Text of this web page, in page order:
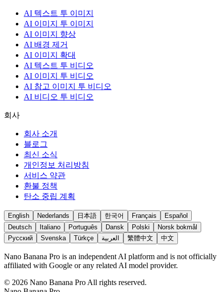
AI 텍스트 투 이미지
AI 이미지 투 이미지
AI 이미지 향상
AI 배경 제거
AI 이미지 확대
AI 텍스트 투 비디오
AI 이미지 투 비디오
AI 참고 이미지 투 비디오
AI 비디오 투 비디오
회사
회사 소개
블로그
최신 소식
개인정보 처리방침
서비스 약관
환불 정책
탄소 중립 계획
English Nederlands 日本語 한국어 Français
Español
Deutsch
Italiano Português Dansk Polski
Norsk bokmål
Русский
Svenska Türkçe العربية 繁體中文 中文
Nano Banana Pro is an independent AI platform and is not officially
affiliated with Google or any related AI model provider.
© 2026 Nano Banana Pro All rights reserved.